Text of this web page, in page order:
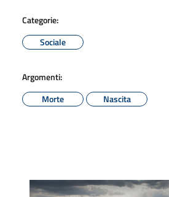
Categorie:
Sociale
Argomenti:
Morte
Nascita